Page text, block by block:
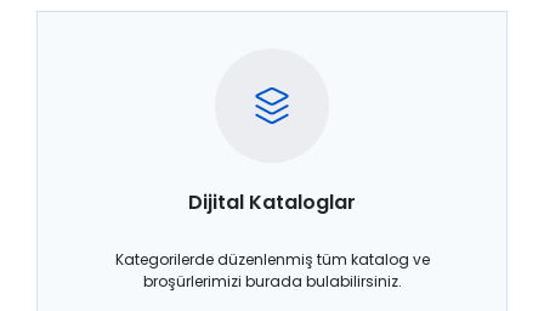
Dijital Kataloglar
Kategorilerde düzenlenmiş tüm katalog ve
broşürlerimizi burada bulabilirsiniz.